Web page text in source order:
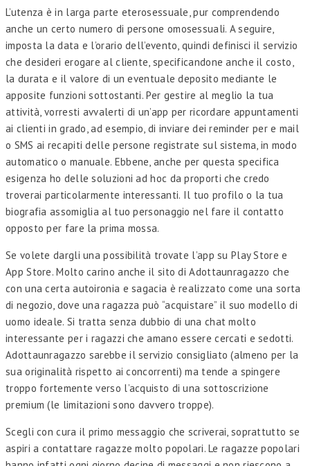
L’utenza è in larga parte eterosessuale, pur comprendendo
anche un certo numero di persone omosessuali. A seguire,
imposta la data e l’orario dell’evento, quindi definisci il servizio
che desideri erogare al cliente, specificandone anche il costo,
la durata e il valore di un eventuale deposito mediante le
apposite funzioni sottostanti. Per gestire al meglio la tua
attività, vorresti avvalerti di un’app per ricordare appuntamenti
ai clienti in grado, ad esempio, di inviare dei reminder per e mail
o SMS ai recapiti delle persone registrate sul sistema, in modo
automatico o manuale. Ebbene, anche per questa specifica
esigenza ho delle soluzioni ad hoc da proporti che credo
troverai particolarmente interessanti. Il tuo profilo o la tua
biografia assomiglia al tuo personaggio nel fare il contatto
opposto per fare la prima mossa.
Se volete dargli una possibilità trovate l’app su Play Store e
App Store. Molto carino anche il sito di Adottaunragazzo che
con una certa autoironia e sagacia è realizzato come una sorta
di negozio, dove una ragazza può “acquistare” il suo modello di
uomo ideale. Si tratta senza dubbio di una chat molto
interessante per i ragazzi che amano essere cercati e sedotti.
Adottaunragazzo sarebbe il servizio consigliato (almeno per la
sua originalità rispetto ai concorrenti) ma tende a spingere
troppo fortemente verso l’acquisto di una sottoscrizione
premium (le limitazioni sono davvero troppe).
Scegli con cura il primo messaggio che scriverai, soprattutto se
aspiri a contattare ragazze molto popolari. Le ragazze popolari